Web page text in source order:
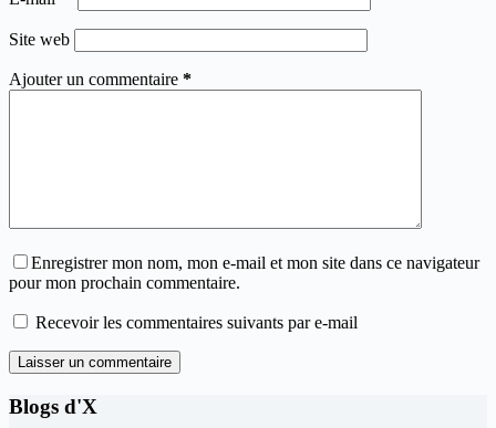
Site web
Ajouter un commentaire *
Enregistrer mon nom, mon e-mail et mon site dans ce navigateur
pour mon prochain commentaire.
Recevoir les commentaires suivants par e-mail
Laisser un commentaire
Blogs d'X